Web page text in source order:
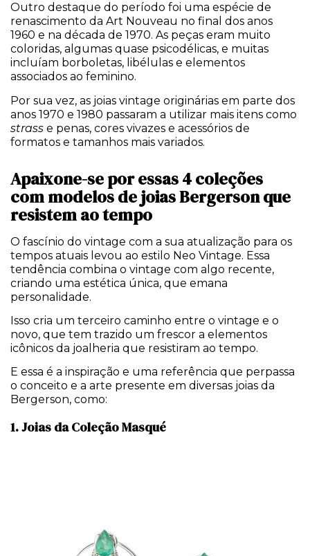
Outro destaque do período foi uma espécie de
renascimento da Art Nouveau no final dos anos
1960 e na década de 1970. As peças eram muito
coloridas, algumas quase psicodélicas, e muitas
incluíam borboletas, libélulas e elementos
associados ao feminino.
Por sua vez, as joias vintage originárias em parte dos
anos 1970 e 1980 passaram a utilizar mais itens como
strass e penas, cores vivazes e acessórios de
formatos e tamanhos mais variados.
Apaixone-se por essas 4 coleções
com modelos de joias Bergerson que
resistem ao tempo
O fascínio do vintage com a sua atualização para os
tempos atuais levou ao estilo Neo Vintage. Essa
tendência combina o vintage com algo recente,
criando uma estética única, que emana
personalidade.
Isso cria um terceiro caminho entre o vintage e o
novo, que tem trazido um frescor a elementos
icônicos da joalheria que resistiram ao tempo.
E essa é a inspiração e uma referência que perpassa
o conceito e a arte presente em diversas joias da
Bergerson, como:
1. Joias da Coleção Masqué